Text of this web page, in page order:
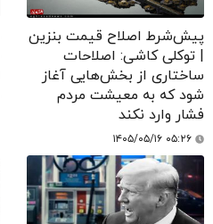
پیش‌شرط اصلاح قیمت بنزین
| توکلی کاشی: اصلاحات
ساختاری از بخش‌هایی آغاز
شود که به معیشت مردم
فشار وارد نکند
۱۴۰۵/۰۵/۱۶ ۰۵:۲۶